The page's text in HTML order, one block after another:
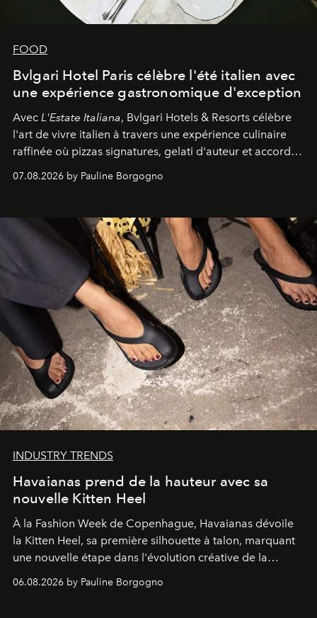
FOOD
Bvlgari Hotel Paris célèbre l'été italien avec
une expérience gastronomique d'exception
Avec L'Estate Italiana, Bvlgari Hotels & Resorts célèbre
l'art de vivre italien à travers une expérience culinaire
raffinée où pizzas signatures, gelati d'auteur et accords
d'exception composent un véritable voyage sensoriel.
07.08.2026 by Pauline Borgogno
INDUSTRY TRENDS
Havaianas prend de la hauteur avec sa
nouvelle Kitten Heel
À la Fashion Week de Copenhague, Havaianas dévoile
la Kitten Heel, sa première silhouette à talon, marquant
une nouvelle étape dans l'évolution créative de la
06.08.2026 by Pauline Borgogno